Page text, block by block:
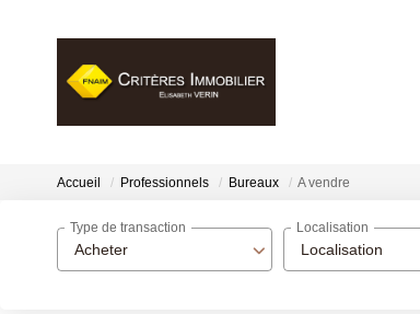
Accueil Professionnels Bureaux A vendre
Acheter
Type de transaction
Localisation
Localisation